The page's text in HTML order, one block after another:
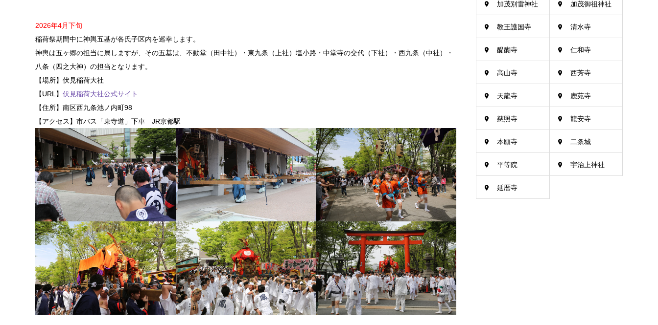
2026年4月下旬
稲荷祭期間中に神輿五基が各氏子区内を巡幸します。
神輿は五ヶ郷の担当に属しますが、その五基は、不動堂（田中社）・東九条（上社）塩小路・中堂寺の交代（下社）・西九条（中社）・
八条（四之大神）の担当となります。
【場所】伏見稲荷大社
【URL】 伏見稲荷大社公式サイト
【住所】南区西九条池ノ内町98
【アクセス】市バス「東寺道」下車 JR京都駅
加茂別雷神社 加茂御祖神社
教王護国寺 清水寺
醍醐寺 仁和寺
高山寺 西芳寺
天龍寺 鹿苑寺
慈照寺 龍安寺
本願寺 二条城
平等院 宇治上神社
延暦寺